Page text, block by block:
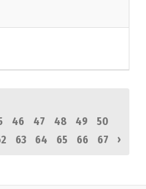
46 47 48 49
50
63 64 65 66 67 ›